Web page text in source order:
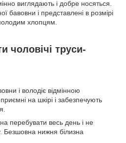
виглядають і добре носяться.
бавовни і представлені в розмірі
хлопцям.
чоловічі труси-
і володіє відмінною
приємні на шкірі і забезпечують
перебувати весь день і не
Безшовна нижня білизна